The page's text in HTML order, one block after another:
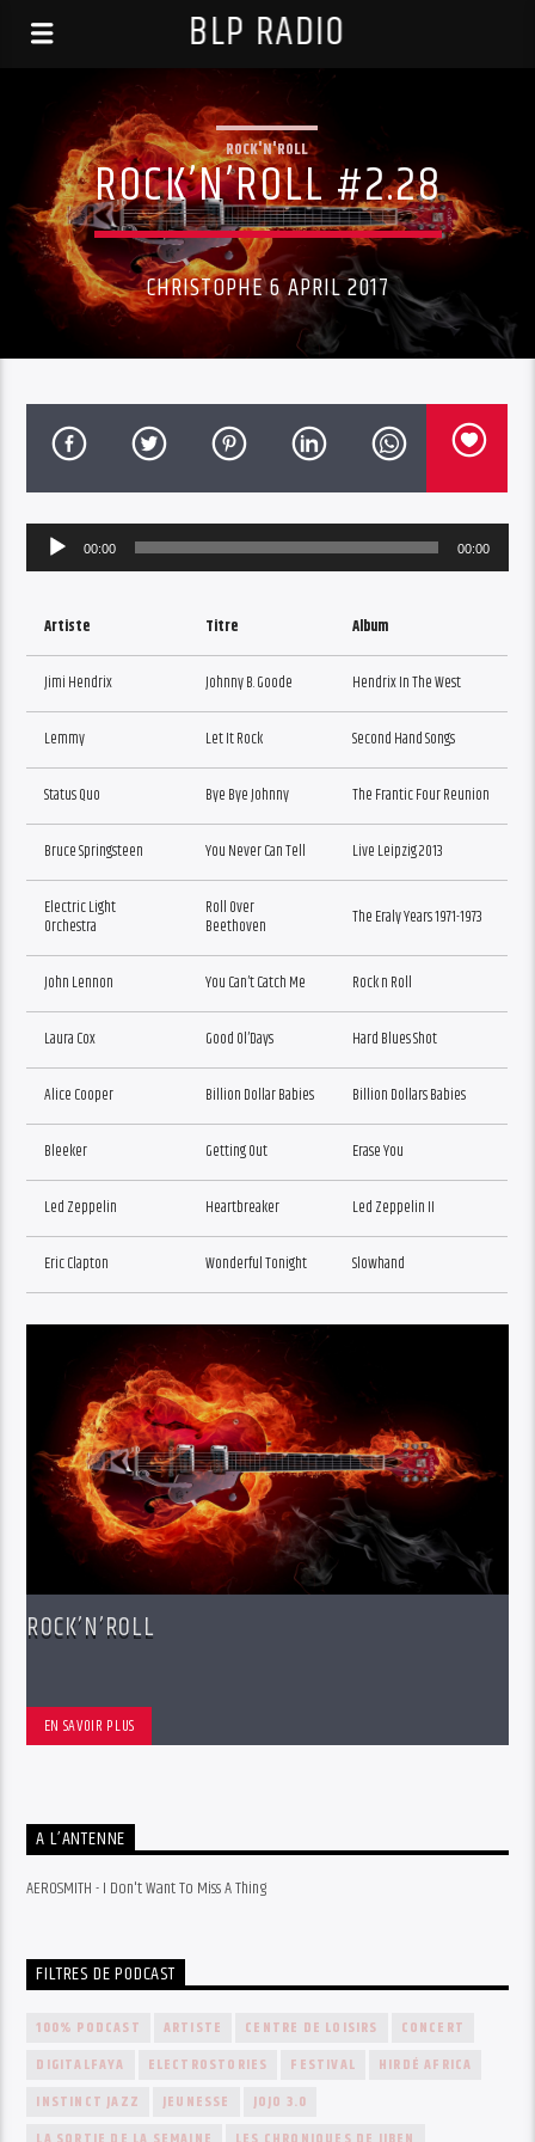
BLP RADIO
ROCK'N'ROLL
ROCK’N’ROLL #2.28
CHRISTOPHE 6 APRIL 2017
Audio
Player
00:00 00:00
Artiste Titre Album
Jimi Hendrix Johnny B. Goode Hendrix In The West
Lemmy Let It Rock Second Hand Songs
Status Quo Bye Bye Johnny The Frantic Four Reunion
Bruce Springsteen You Never Can Tell Live Leipzig 2013
Electric Light
Orchestra
Roll Over
Beethoven
The Eraly Years 1971-1973
John Lennon You Can’t Catch Me Rock n Roll
Laura Cox Good Ol’Days Hard Blues Shot
Alice Cooper Billion Dollar Babies Billion Dollars Babies
Bleeker Getting Out Erase You
Led Zeppelin Heartbreaker Led Zeppelin II
Eric Clapton Wonderful Tonight Slowhand
ROCK’N’ROLL
EN SAVOIR PLUS
A L’ANTENNE
AEROSMITH - I Don't Want To Miss A Thing
FILTRES DE PODCAST
100% PODCAST ARTISTE CENTRE DE LOISIRS
CONCERT
DIGITALFAYA
ELECTROSTORIES FESTIVAL
HIRDÉ AFRICA
INSTINCT JAZZ
JEUNESSE
JOJO 3.0